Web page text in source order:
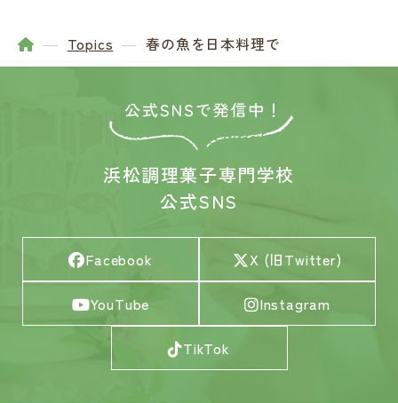
Topics 春の魚を日本料理で
浜松調理菓子専門学校
公式SNS
Facebook X (旧Twitter)
YouTube Instagram
TikTok